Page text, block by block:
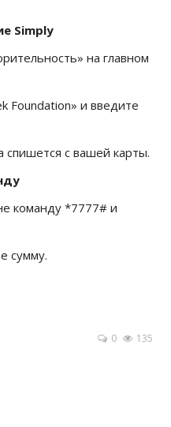
Simply
на главном
Foundation» и введите
с вашей карты.
команду *7777# и
сумму.
0 135